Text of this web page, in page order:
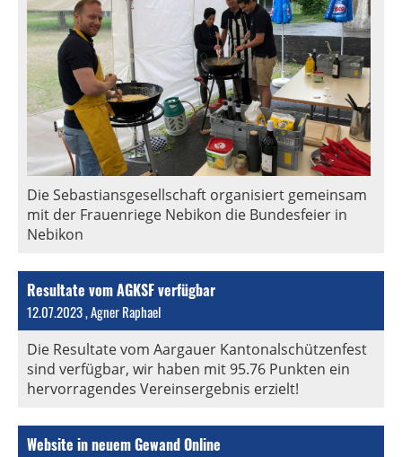
Die Sebastiansgesellschaft organisiert gemeinsam
mit der Frauenriege Nebikon die Bundesfeier in
Nebikon
Resultate vom AGKSF verfügbar
12.07.2023, Agner Raphael
Die Resultate vom Aargauer Kantonalschützenfest
sind verfügbar, wir haben mit 95.76 Punkten ein
hervorragendes Vereinsergebnis erzielt!
Website in neuem Gewand Online